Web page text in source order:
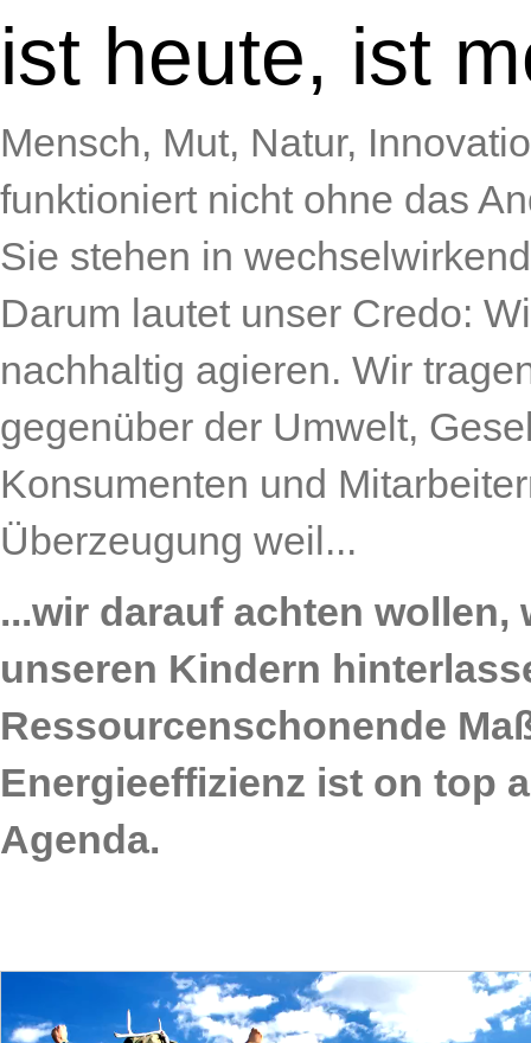
ist heute, ist
Mensch, Mut, Natur,
funktioniert nicht ohne das
Sie stehen in
Darum lautet unser Credo:
nachhaltig agieren. Wir
gegenüber der Umwelt,
Konsumenten und
Überzeugung weil...
...wir darauf achten wollen,
unseren Kindern
Ressourcenschonende
Energieeffizienz ist on top
Agenda.